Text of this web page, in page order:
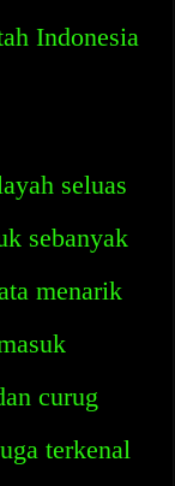
Indonesia
seluas
sebanyak
menarik
curug
terkenal